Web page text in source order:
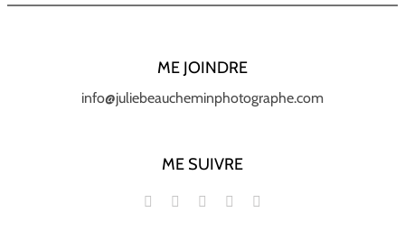
ME JOINDRE
info@juliebeaucheminphotographe.com
ME SUIVRE